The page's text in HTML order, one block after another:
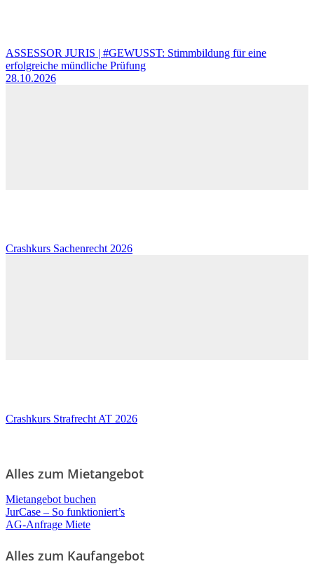
ASSESSOR JURIS | #GEWUSST: Stimmbildung für eine
erfolgreiche mündliche Prüfung
28.10.2026
Crashkurs Sachenrecht 2026
Crashkurs Strafrecht AT 2026
Alles zum Mietangebot
Mietangebot buchen
JurCase – So funktioniert’s
AG-Anfrage Miete
Alles zum Kaufangebot